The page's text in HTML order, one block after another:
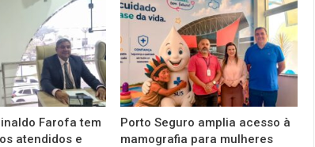
Farofa tem
atendidos e
Porto Seguro amplia acesso à
mamografia para mulheres